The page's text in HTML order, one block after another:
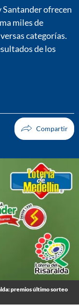
Santander ofrecen
miles de
categorías.
de los
premios último sorteo